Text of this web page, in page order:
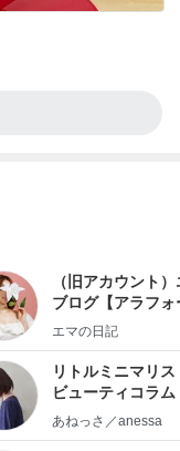
（旧アカウント
ブログ【アラフォ
社売却セカンドラ
エマの日記
リトルミニマリス
ビューティコラ
little
あねっさ／anessa